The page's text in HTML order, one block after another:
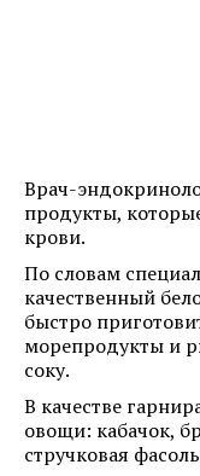
Врач-
продукты,
крови.
По словам
качественный
быстро
морепродукты и
соку.
В качестве
овощи: кабачок,
стручковая